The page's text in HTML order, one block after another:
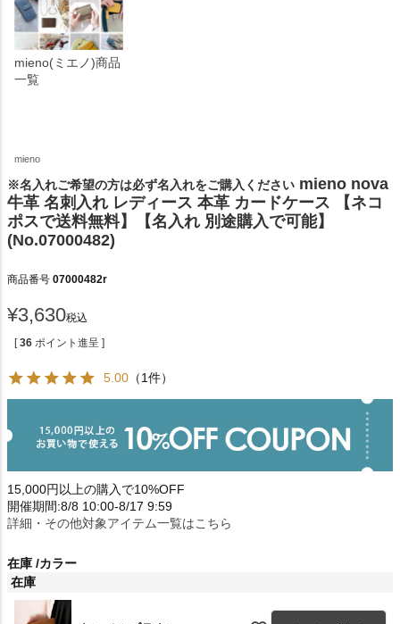
mieno(ミエノ)商品
一覧
mieno
※名入れご希望の方は必ず名入れをご購入ください mieno nova
牛革 名刺入れ レディース 本革 カードケース 【ネコ
ポスで送料無料】【名入れ 別途購入で可能】
(No.07000482)
商品番号 07000482r
¥3,630税込
[ 36 ポイント進呈 ]
5.00 （1件）
15,000円以上の購入で10%OFF
開催期間:8/8 10:00-8/17 9:59
詳細・その他対象アイテム一覧はこちら
在庫 カラー
在庫